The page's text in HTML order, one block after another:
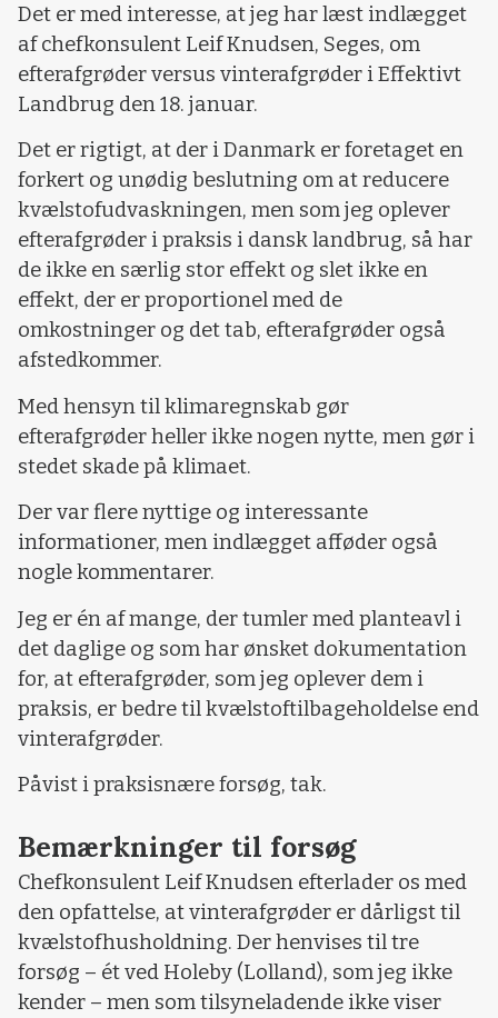
Det er med interesse, at jeg har læst indlægget
af chefkonsulent Leif Knudsen, Seges, om
efterafgrøder versus vinterafgrøder i Effektivt
Landbrug den 18. januar.
Det er rigtigt, at der i Danmark er foretaget en
forkert og unødig beslutning om at reducere
kvælstofudvaskningen, men som jeg oplever
efterafgrøder i praksis i dansk landbrug, så har
de ikke en særlig stor effekt og slet ikke en
effekt, der er proportionel med de
omkostninger og det tab, efterafgrøder også
afstedkommer.
Med hensyn til klimaregnskab gør
efterafgrøder heller ikke nogen nytte, men gør i
stedet skade på klimaet.
Der var flere nyttige og interessante
informationer, men indlægget afføder også
nogle kommentarer.
Jeg er én af mange, der tumler med planteavl i
det daglige og som har ønsket dokumentation
for, at efterafgrøder, som jeg oplever dem i
praksis, er bedre til kvælstoftilbageholdelse end
vinterafgrøder.
Påvist i praksisnære forsøg, tak.
Bemærkninger til forsøg
Chefkonsulent Leif Knudsen efterlader os med
den opfattelse, at vinterafgrøder er dårligst til
kvælstofhusholdning. Der henvises til tre
forsøg – ét ved Holeby (Lolland), som jeg ikke
kender – men som tilsyneladende ikke viser